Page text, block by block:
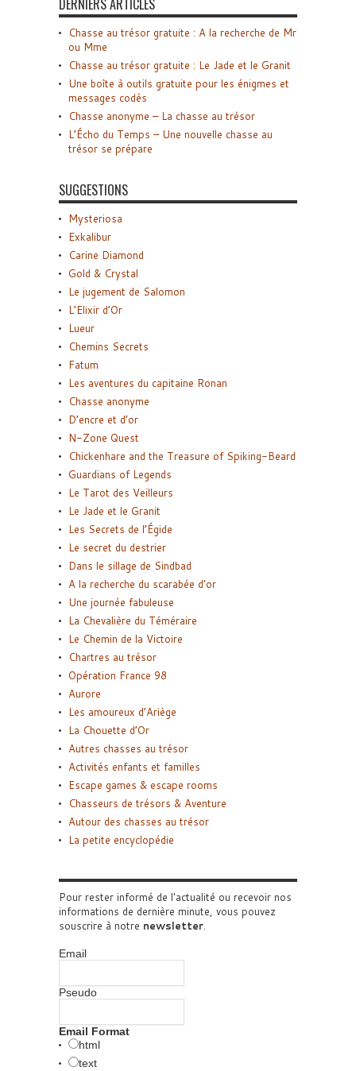
DERNIERS ARTICLES
Chasse au trésor gratuite : A la recherche de Mr
ou Mme
Chasse au trésor gratuite : Le Jade et le Granit
Une boîte à outils gratuite pour les énigmes et
messages codés
Chasse anonyme – La chasse au trésor
L’Écho du Temps – Une nouvelle chasse au
trésor se prépare
SUGGESTIONS
Mysteriosa
Exkalibur
Carine Diamond
Gold & Crystal
Le jugement de Salomon
L’Elixir d’Or
Lueur
Chemins Secrets
Fatum
Les aventures du capitaine Ronan
Chasse anonyme
D’encre et d’or
N-Zone Quest
Chickenhare and the Treasure of Spiking-Beard
Guardians of Legends
Le Tarot des Veilleurs
Le Jade et le Granit
Les Secrets de l’Égide
Le secret du destrier
Dans le sillage de Sindbad
A la recherche du scarabée d’or
Une journée fabuleuse
La Chevalière du Téméraire
Le Chemin de la Victoire
Chartres au trésor
Opération France 98
Aurore
Les amoureux d’Ariège
La Chouette d’Or
Autres chasses au trésor
Activités enfants et familles
Escape games & escape rooms
Chasseurs de trésors & Aventure
Autour des chasses au trésor
La petite encyclopédie
Pour rester informé de l'actualité ou recevoir nos
informations de dernière minute, vous pouvez
souscrire à notre newsletter.
Email
Pseudo
Email Format
html
text